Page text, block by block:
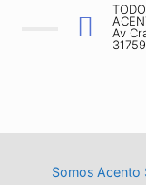
Av
Somos Acento